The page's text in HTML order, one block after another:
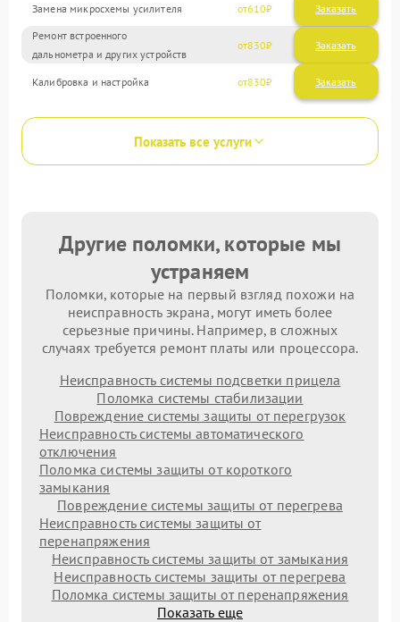
Замена микросхемы усилителя 610
Ремонт встроенного
дальнометра и других устройств
830
Калибровка и настройка 830
Показать все услуги
Другие поломки, которые мы
устраняем
Поломки, которые на первый взгляд похожи на
неисправность экрана, могут иметь более
серьезные причины. Например, в сложных
случаях требуется ремонт платы или процессора.
Неисправность системы подсветки прицела
Поломка системы стабилизации
Повреждение системы защиты от перегрузок
Неисправность системы автоматического
отключения
Поломка системы защиты от короткого
замыкания
Повреждение системы защиты от перегрева
Неисправность системы защиты от
перенапряжения
Неисправность системы защиты от замыкания
Неисправность системы защиты от перегрева
Поломка системы защиты от перенапряжения
Показать еще